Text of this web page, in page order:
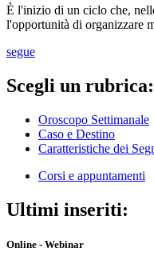
È l'inizio di un ciclo che,
l'opportunità di organizzare
segue
Scegli un rubrica:
Oroscopo Settimanale
Caso e Destino
Caratteristiche dei
Corsi e appuntamenti
Ultimi inseriti:
Online - Webinar